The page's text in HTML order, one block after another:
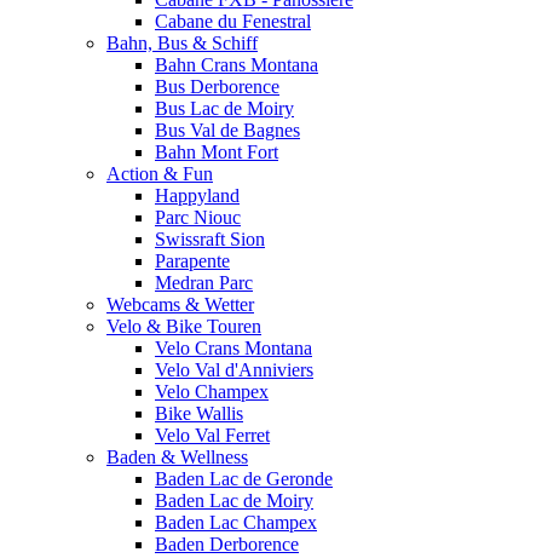
Cabane du Fenestral
Bahn, Bus & Schiff
Bahn Crans Montana
Bus Derborence
Bus Lac de Moiry
Bus Val de Bagnes
Bahn Mont Fort
Action & Fun
Happyland
Parc Niouc
Swissraft Sion
Parapente
Medran Parc
Webcams & Wetter
Velo & Bike Touren
Velo Crans Montana
Velo Val d'Anniviers
Velo Champex
Bike Wallis
Velo Val Ferret
Baden & Wellness
Baden Lac de Geronde
Baden Lac de Moiry
Baden Lac Champex
Baden Derborence